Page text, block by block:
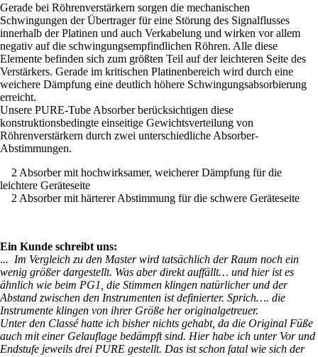
Gerade bei Röhrenverstärkern sorgen die mechanischen
Schwingungen der Übertrager für eine Störung des Signalflusses
innerhalb der Platinen und auch Verkabelung und wirken vor allem
negativ auf die schwingungsempfindlichen Röhren. Alle diese
Elemente befinden sich zum größten Teil auf der leichteren Seite des
Verstärkers. Gerade im kritischen Platinenbereich wird durch eine
weichere Dämpfung eine deutlich höhere Schwingungsabsorbierung
erreicht.
Unsere PURE-Tube Absorber berücksichtigen diese
konstruktionsbedingte einseitige Gewichtsverteilung von
Röhrenverstärkern durch zwei unterschiedliche Absorber-
Abstimmungen.
2 Absorber mit hochwirksamer, weicherer Dämpfung für die
leichtere Geräteseite
2 Absorber mit härterer Abstimmung für die schwere Geräteseite
Ein Kunde schreibt uns:
... Im Vergleich zu den Master wird tatsächlich der Raum noch ein
wenig größer dargestellt. Was aber direkt auffällt… und hier ist es
ähnlich wie beim PG1, die Stimmen klingen natürlicher und der
Abstand zwischen den Instrumenten ist definierter. Sprich…. die
Instrumente klingen von ihrer Größe her originalgetreuer.
Unter den Classé hatte ich bisher nichts gehabt, da die Original Füße
auch mit einer Gelauflage bedämpft sind. Hier habe ich unter Vor und
Endstufe jeweils drei PURE gestellt. Das ist schon fatal wie sich der